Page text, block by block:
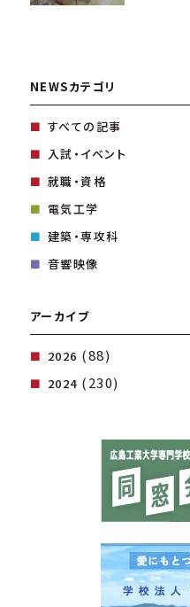
NEWSカテゴリ
すべての記事
入試・イベント
就職・資格
電気工学
建築・専攻科
音響映像
アーカイブ
2026 (88)
2024 (230)